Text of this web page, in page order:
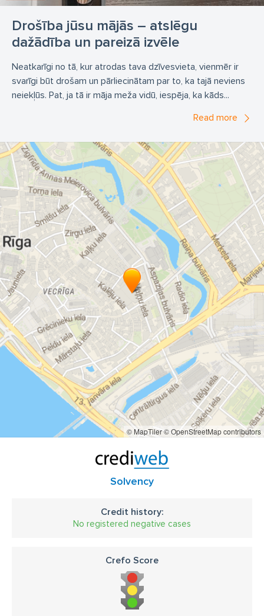
Drošība jūsu mājās – atslēgu
dažādība un pareizā izvēle
Neatkarīgi no tā, kur atrodas tava dzīvesvieta, vienmēr ir
svarīgi būt drošam un pārliecinātam par to, ka tajā neviens
neiekļūs. Pat, ja tā ir māja meža vidū, iespēja, ka kāds...
Read more
© MapTiler© OpenStreetMap contributors
Solvency
Credit history:
No registered negative cases
Crefo Score